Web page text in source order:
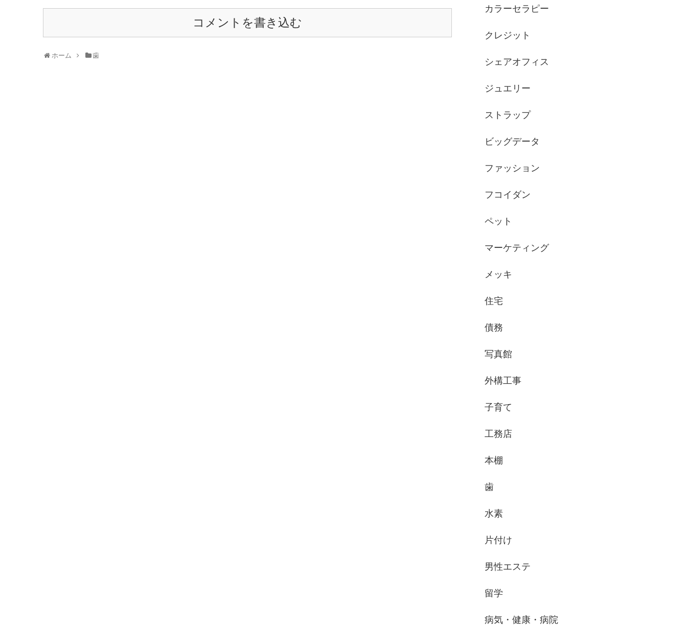
コメントを書き込む
ホーム 歯
カラーセラピー
クレジット
シェアオフィス
ジュエリー
ストラップ
ビッグデータ
ファッション
フコイダン
ペット
マーケティング
メッキ
住宅
債務
写真館
外構工事
子育て
工務店
本棚
歯
水素
片付け
男性エステ
留学
病気・健康・病院